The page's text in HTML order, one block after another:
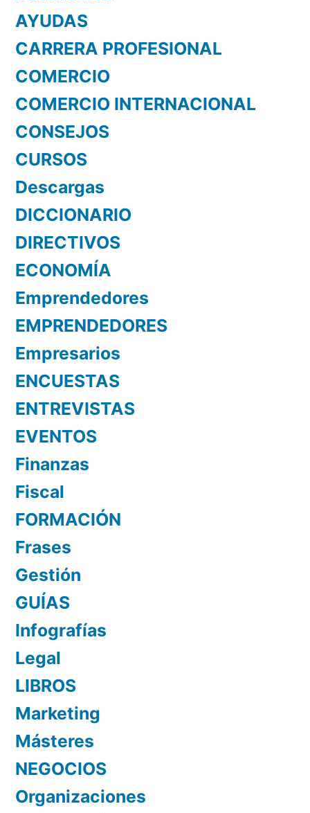
AYUDAS
CARRERA PROFESIONAL
COMERCIO
COMERCIO INTERNACIONAL
CONSEJOS
CURSOS
Descargas
DICCIONARIO
DIRECTIVOS
ECONOMÍA
Emprendedores
EMPRENDEDORES
Empresarios
ENCUESTAS
ENTREVISTAS
EVENTOS
Finanzas
Fiscal
FORMACIÓN
Frases
Gestión
GUÍAS
Infografías
Legal
LIBROS
Marketing
Másteres
NEGOCIOS
Organizaciones